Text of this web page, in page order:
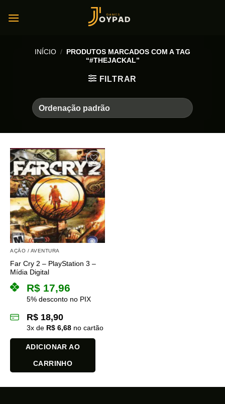
INÍCIO / PRODUTOS MARCADOS COM A TAG
“#THEJACKAL”
FILTRAR
AÇÃO / AVENTURA
Far Cry 2 – PlayStation 3 –
Mídia Digital
R$ 17,96
5% desconto no PIX
R$ 18,90
3x de R$ 6,68 no cartão
ADICIONAR AO
CARRINHO